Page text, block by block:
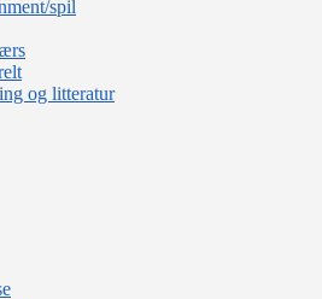
spil
og litteratur